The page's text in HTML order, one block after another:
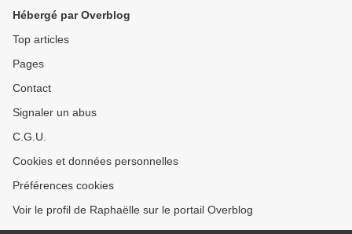
Hébergé par Overblog
Top articles
Pages
Contact
Signaler un abus
C.G.U.
Cookies et données personnelles
Préférences cookies
Voir le profil de Raphaëlle sur le portail Overblog